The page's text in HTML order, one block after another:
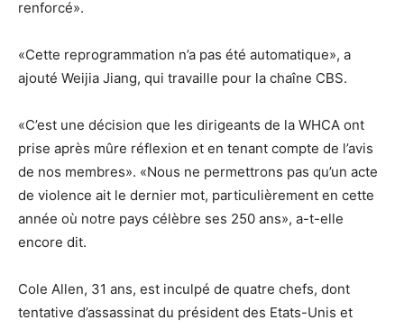
renforcé».
«Cette reprogrammation n’a pas été automatique», a
ajouté Weijia Jiang, qui travaille pour la chaîne CBS.
«C’est une décision que les dirigeants de la WHCA ont
prise après mûre réflexion et en tenant compte de l’avis
de nos membres». «Nous ne permettrons pas qu’un acte
de violence ait le dernier mot, particulièrement en cette
année où notre pays célèbre ses 250 ans», a-t-elle
encore dit.
Cole Allen, 31 ans, est inculpé de quatre chefs, dont
tentative d’assassinat du président des Etats-Unis et